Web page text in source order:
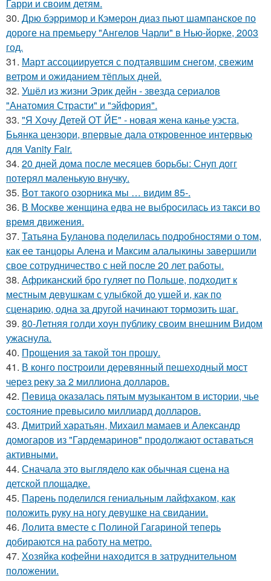
Гарри и своим детям.
30. Дрю бэрримор и Кэмерон диаз пьют шампанское по
дороге на премьеру "Ангелов Чарли" в Нью-йорке, 2003
год.
31. Март ассоциируется с подтаявшим снегом, свежим
ветром и ожиданием тёплых дней.
32. Ушёл из жизни Эрик дейн - звезда сериалов
"Анатомия Страсти" и "эйфория".
33. "Я Хочу Детей ОТ ЙЕ" - новая жена канье уэста,
Бьянка цензори, впервые дала откровенное интервью
для Vanity Fair.
34. 20 дней дома после месяцев борьбы: Снуп догг
потерял маленькую внучку.
35. Вот такого озорника мы … видим 85-.
36. В Москве женщина едва не выбросилась из такси во
время движения.
37. Татьяна Буланова поделилась подробностями о том,
как ее танцоры Алена и Максим алалыкины завершили
свое сотрудничество с ней после 20 лет работы.
38. Африканский бро гуляет по Польше, подходит к
местным девушкам с улыбкой до ушей и, как по
сценарию, одна за другой начинают тормозить шаг.
39. 80-Летняя голди хоун публику своим внешним Видом
ужаснула.
40. Прощения за такой тон прошу.
41. В конго построили деревянный пешеходный мост
через реку за 2 миллиона долларов.
42. Певица оказалась пятым музыкантом в истории, чье
состояние превысило миллиард долларов.
43. Дмитрий харатьян, Михаил мамаев и Александр
домогаров из "Гардемаринов" продолжают оставаться
активными.
44. Сначала это выглядело как обычная сцена на
детской площадке.
45. Парень поделился гениальным лайфхаком, как
положить руку на ногу девушке на свидании.
46. Лолита вместе с Полиной Гагариной теперь
добираются на работу на метро.
47. Хозяйка кофейни находится в затруднительном
положении.